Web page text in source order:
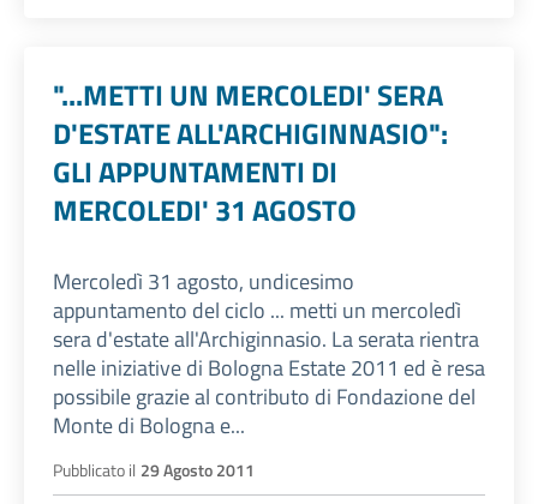
"...METTI UN MERCOLEDI' SERA
D'ESTATE ALL'ARCHIGINNASIO":
GLI APPUNTAMENTI DI
MERCOLEDI' 31 AGOSTO
Mercoledì 31 agosto, undicesimo
appuntamento del ciclo ... metti un mercoledì
sera d'estate all'Archiginnasio. La serata rientra
nelle iniziative di Bologna Estate 2011 ed è resa
possibile grazie al contributo di Fondazione del
Monte di Bologna e...
Pubblicato il 29 Agosto 2011